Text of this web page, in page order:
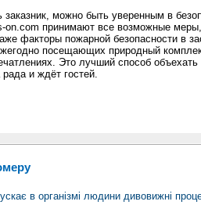
заказник, можно быть уверенным в
on.com принимают все возможные
факторы пожарной безопасности в
посещающих природный
Это лучший способ объехать
и ждёт гостей.
в організмі людини дивовижні